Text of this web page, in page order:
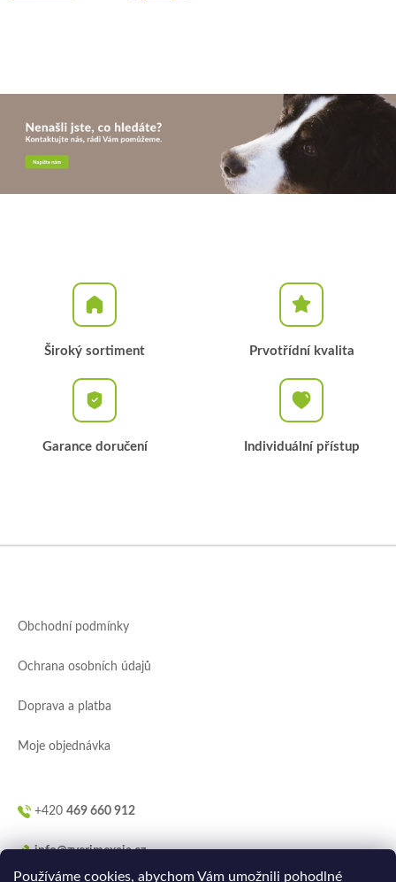
Používáme cookies, abychom Vám umožnili pohodlné
Široký sortiment Prvotřídní kvalita
Garance doručení Individuální přístup
Obchodní podmínky
Ochrana osobních údajů
Doprava a platba
Moje objednávka
+420 469 660 912
info@zverimexaja.cz